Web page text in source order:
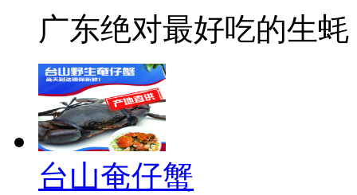
广东绝对最好吃的生蚝
台山奄仔蟹